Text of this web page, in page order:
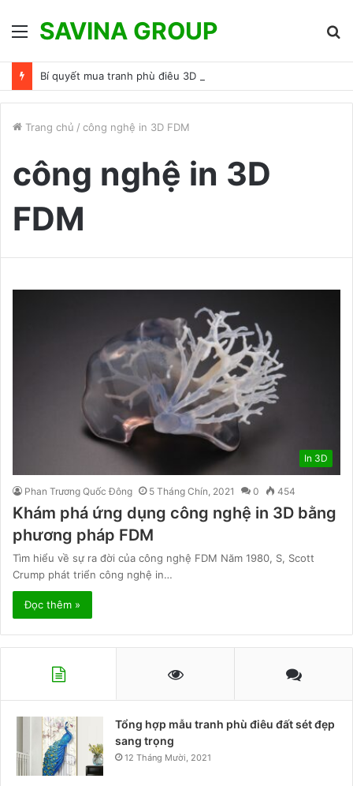
Menu
SAVINA GROUP
Bí quyết mua tranh phù điêu 3D đẹp hợp phong thủy
Trang chủ / công nghệ in 3D FDM
công nghệ in 3D
FDM
In 3D
Phan Trương Quốc Đông 5 Tháng Chín, 2021 0 454
Khám phá ứng dụng công nghệ in 3D bằng
phương pháp FDM
Tìm hiểu về sự ra đời của công nghệ FDM Năm 1980, S, Scott
Crump phát triển công nghệ in…
Đọc thêm »
Tổng hợp mẫu tranh phù điêu đất sét đẹp
sang trọng
12 Tháng Mười, 2021